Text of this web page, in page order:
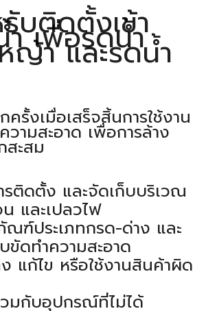
บติดตั้งเข้า
ำ เพื่อรดน้ำ
ญ้า และรดน้ำ
รั้งเมื่อเสร็จสิ้นการใช้งาน
ามสะอาด เพื่อการล้าง
สะสม
รติดตั้ง และจัดเก็บบริเวณ
และเปลวไฟ
ณฑ์ประเภทกรด-ด่าง และ
ขัดทำความสะอาด
แก้ไข หรือใช้งานสินค้าผิด
วมกับอุปกรณ์ที่ไม่ได้